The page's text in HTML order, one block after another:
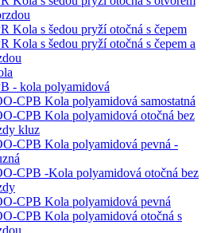
Kola s šedou pryží otočná s čepem
Kola s šedou pryží otočná s čepem a
- kola polyamidová
CPB Kola polyamidová samostatná
CPB Kola polyamidová otočná bez
kluz
CPB Kola polyamidová pevná -
CPB -Kola polyamidová otočná bez
CPB Kola polyamidová pevná
CPB Kola polyamidová otočná s